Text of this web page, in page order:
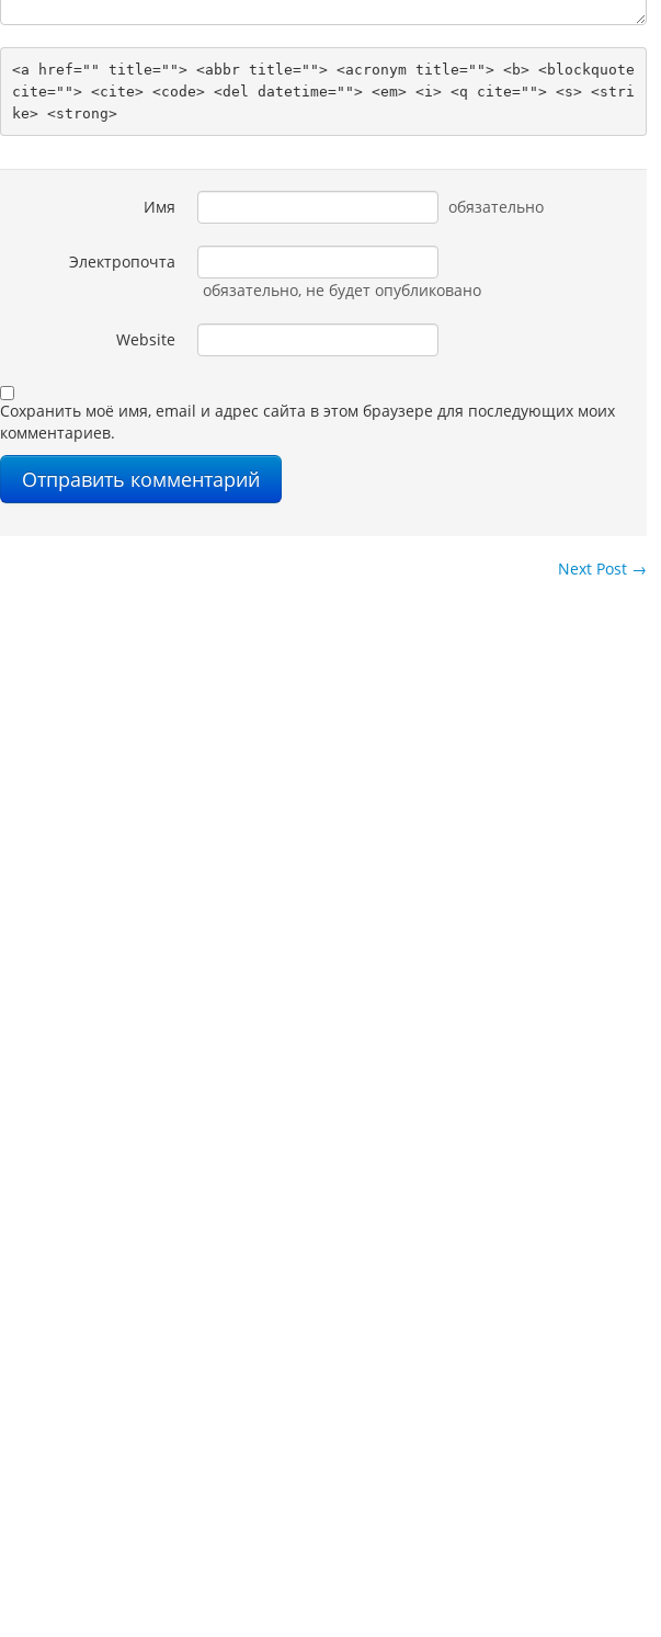
<a href="" title=""> <abbr title=""> <acronym title=""> <b> <blockquote
cite=""> <cite> <code> <del datetime=""> <em> <i> <q cite=""> <s> <stri
ke> <strong>
Имя обязательно
Электропочта
обязательно, не будет опубликовано
Website
Сохранить моё имя, email и адрес сайта в этом браузере для последующих моих
комментариев.
Next Post →